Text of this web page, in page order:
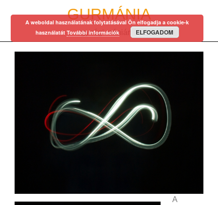
GURMÁNIA
egy régi mániám…
A
A weboldal használatának folytatásával Ön elfogadja a cookie-k
használatát További információk ELFOGADOM